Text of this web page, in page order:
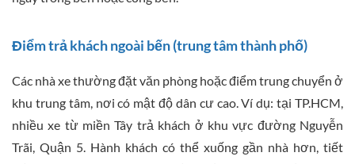
Điểm trả khách ngoài bến (trung tâm thành phố)
Các nhà xe thường đặt văn phòng hoặc điểm trung chuyển ở
khu trung tâm, nơi có mật độ dân cư cao. Ví dụ: tại TP.HCM,
nhiều xe từ miền Tây trả khách ở khu vực đường Nguyễn
Trãi, Quận 5. Hành khách có thể xuống gần nhà hơn, tiết